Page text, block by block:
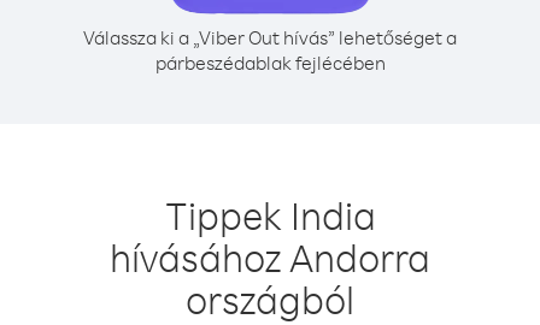
Válassza ki a „Viber Out hívás” lehetőséget a
párbeszédablak fejlécében
Tippek India
hívásához Andorra
országból